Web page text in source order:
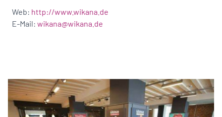
Web: http://www.wikana.de
E-Mail: wikana@wikana.de